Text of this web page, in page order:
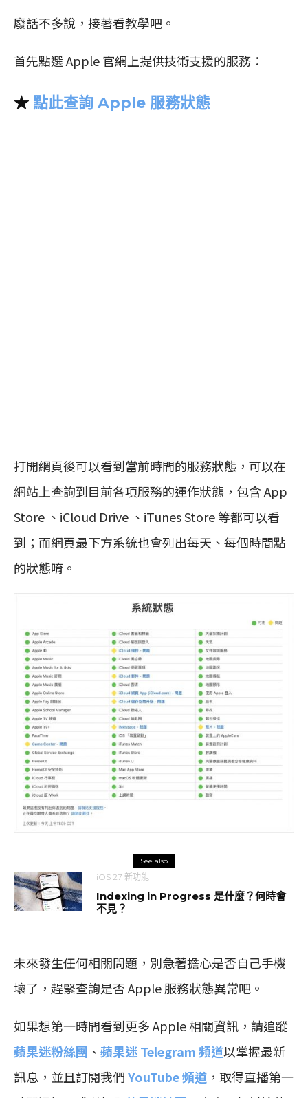
廢話不多說，接著看教學吧。
首先點選 Apple 官網上提供技術支援的服務：
★ 點此查詢 Apple 服務狀態
打開網頁後可以看到當前時間的服務狀態，可以在
網站上查詢到目前各項服務的運作狀態，包含 App
Store 、iCloud Drive 、iTunes Store 等都可以看
到；而網頁最下方系統也會列出每天、每個時間點
的狀態唷。
See also
iOS 27 新功能
Indexing in Progress 是什麼？何時會
不見？
未來發生任何相關問題，別急著擔心是否自己手機
壞了，趕緊查詢是否 Apple 服務狀態異常吧。
如果想第一時間看到更多 Apple 相關資訊，請追蹤
蘋果迷粉絲團 、 蘋果迷 Telegram 頻道以掌握最新
訊息，並且訂閱我們YouTube 頻道 ，取得直播第一